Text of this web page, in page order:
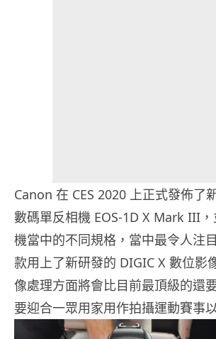
Canon 在 CES 2020 上正式發佈了
數碼單反相機 EOS-1D X Mark III
機當中的不同規格，當中最令人注
款用上了新研發的 DIGIC X 數位影
像處理方面將會比目前最頂級的還
要迎合一眾用家用作拍攝運動賽事